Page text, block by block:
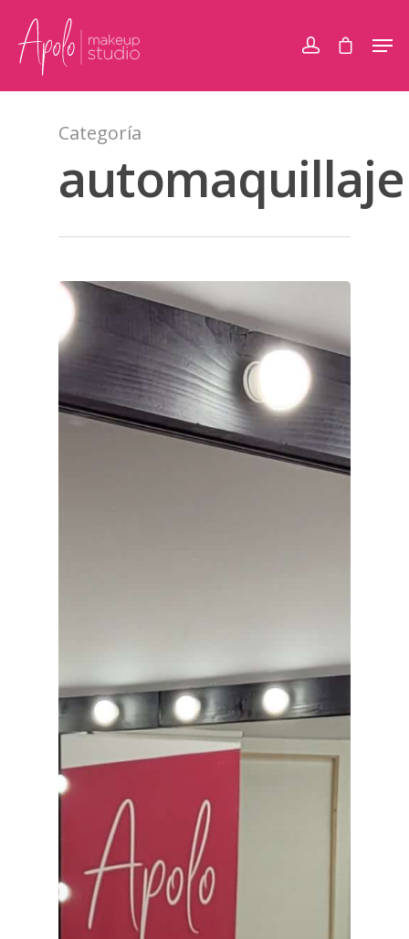
Categoría
automaquillaje